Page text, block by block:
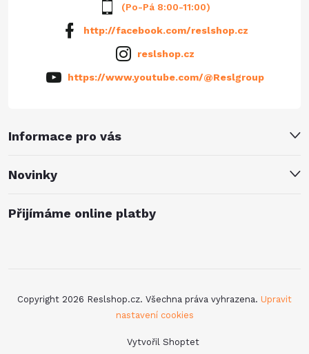
Informace pro vás
Novinky
(Po-Pá 8:00-11:00)
http://facebook.com/reslshop.cz
reslshop.cz
https://www.youtube.com/@Reslgroup
Přijímáme online platby
Vytvořil Shoptet
Copyright 2026 Reslshop.cz. Všechna práva vyhrazena. Upravit
nastavení cookies